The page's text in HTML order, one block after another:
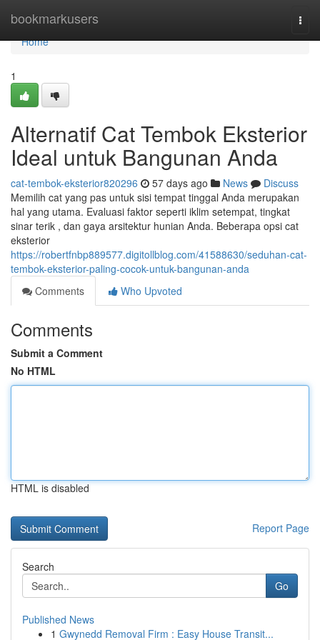
bookmarkusers
Home
Home
1
Alternatif Cat Tembok Eksterior
Ideal untuk Bangunan Anda
cat-tembok-eksterior820296 57 days ago News
Discuss
Memilih cat yang pas untuk sisi tempat tinggal Anda merupakan
hal yang utama. Evaluasi faktor seperti iklim setempat, tingkat
sinar terik , dan gaya arsitektur hunian Anda. Beberapa opsi cat
eksterior
https://robertfnbp889577.digitollblog.com/41588630/seduhan-cat-
tembok-eksterior-paling-cocok-untuk-bangunan-anda
Comments
Who Upvoted
Comments
Submit a Comment
No HTML
HTML is disabled
Report Page
Search
Go
Published News
1 Gwynedd Removal Firm : Easy House Transit...